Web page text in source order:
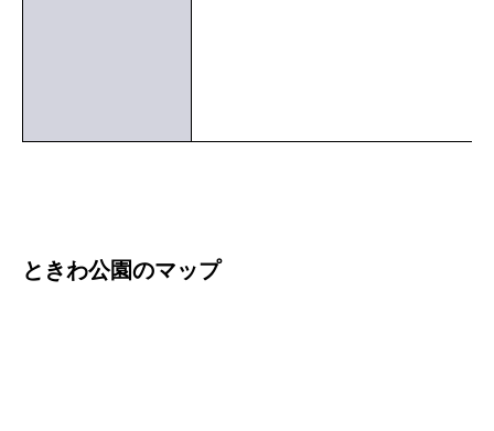
ときわ公園のマップ